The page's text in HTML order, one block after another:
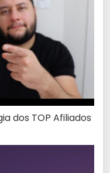
dos TOP Afiliados